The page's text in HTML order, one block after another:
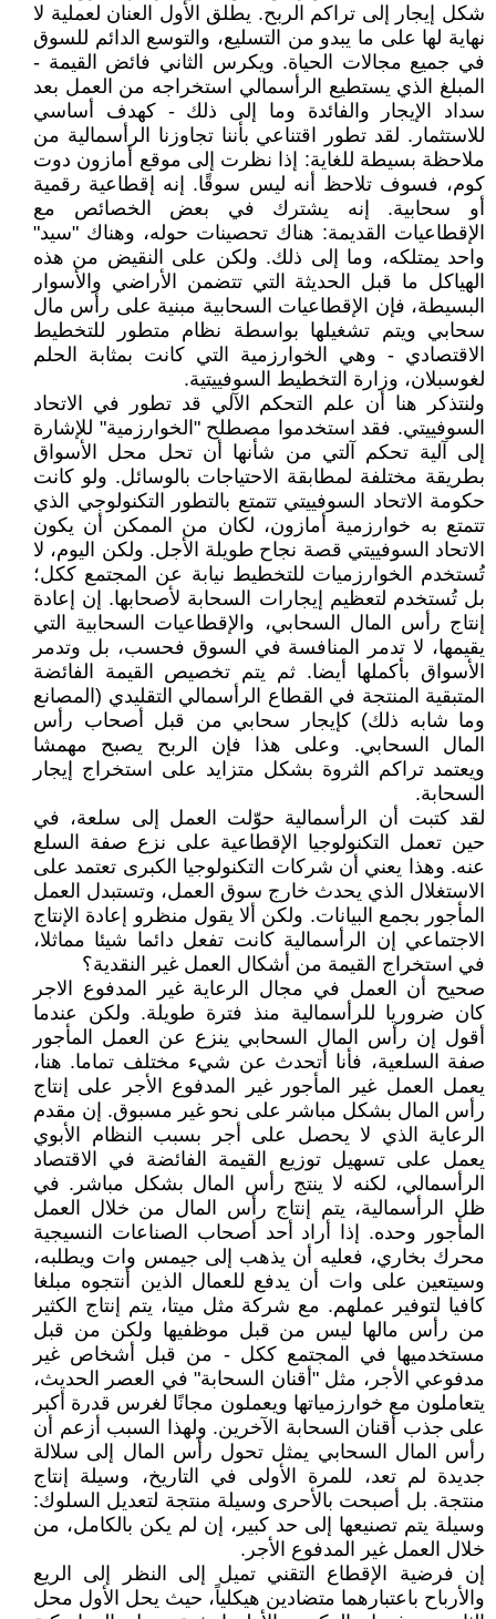
شكل إيجار إلى تراكم الربح. يطلق الأول العنان لعملية لا
نهاية لها على ما يبدو من التسليع، والتوسع الدائم للسوق
في جميع مجالات الحياة. ويكرس الثاني فائض القيمة -
المبلغ الذي يستطيع الرأسمالي استخراجه من العمل بعد
سداد الإيجار والفائدة وما إلى ذلك - كهدف أساسي
للاستثمار. لقد تطور اقتناعي بأننا تجاوزنا الرأسمالية من
ملاحظة بسيطة للغاية: إذا نظرت إلى موقع أمازون دوت
كوم، فسوف تلاحظ أنه ليس سوقًا. إنه إقطاعية رقمية
أو سحابية. إنه يشترك في بعض الخصائص مع
الإقطاعيات القديمة: هناك تحصينات حوله، وهناك "سيد"
واحد يمتلكه، وما إلى ذلك. ولكن على النقيض من هذه
الهياكل ما قبل الحديثة التي تتضمن الأراضي والأسوار
البسيطة، فإن الإقطاعيات السحابية مبنية على رأس مال
سحابي ويتم تشغيلها بواسطة نظام متطور للتخطيط
الاقتصادي - وهي الخوارزمية التي كانت بمثابة الحلم
لغوسبلان، وزارة التخطيط السوفييتية.
ولنتذكر هنا أن علم التحكم الآلي قد تطور في الاتحاد
السوفييتي. فقد استخدموا مصطلح "الخوارزمية" للإشارة
إلى آلية تحكم آلتي من شأنها أن تحل محل الأسواق
بطريقة مختلفة لمطابقة الاحتياجات بالوسائل. ولو كانت
حكومة الاتحاد السوفييتي تتمتع بالتطور التكنولوجي الذي
تتمتع به خوارزمية أمازون، لكان من الممكن أن يكون
الاتحاد السوفييتي قصة نجاح طويلة الأجل. ولكن اليوم، لا
تُستخدم الخوارزميات للتخطيط نيابة عن المجتمع ككل؛
بل تُستخدم لتعظيم إيجارات السحابة لأصحابها. إن إعادة
إنتاج رأس المال السحابي، والإقطاعيات السحابية التي
يقيمها، لا تدمر المنافسة في السوق فحسب، بل وتدمر
الأسواق بأكملها أيضا. ثم يتم تخصيص القيمة الفائضة
المتبقية المنتجة في القطاع الرأسمالي التقليدي (المصانع
وما شابه ذلك) كإيجار سحابي من قبل أصحاب رأس
المال السحابي. وعلى هذا فإن الربح يصبح مهمشا
ويعتمد تراكم الثروة بشكل متزايد على استخراج إيجار
السحابة.
لقد كتبت أن الرأسمالية حوّلت العمل إلى سلعة، في
حين تعمل التكنولوجيا الإقطاعية على نزع صفة السلع
عنه. وهذا يعني أن شركات التكنولوجيا الكبرى تعتمد على
الاستغلال الذي يحدث خارج سوق العمل، وتستبدل العمل
المأجور بجمع البيانات. ولكن ألا يقول منظرو إعادة الإنتاج
الاجتماعي إن الرأسمالية كانت تفعل دائما شيئا مماثلا،
في استخراج القيمة من أشكال العمل غير النقدية؟
صحيح أن العمل في مجال الرعاية غير المدفوع الاجر
كان ضروريا للرأسمالية منذ فترة طويلة. ولكن عندما
أقول إن رأس المال السحابي ينزع عن العمل المأجور
صفة السلعية، فأنا أتحدث عن شيء مختلف تماما. هنا،
يعمل العمل غير المأجور غير المدفوع الأجر على إنتاج
رأس المال بشكل مباشر على نحو غير مسبوق. إن مقدم
الرعاية الذي لا يحصل على أجر بسبب النظام الأبوي
يعمل على تسهيل توزيع القيمة الفائضة في الاقتصاد
الرأسمالي، لكنه لا ينتج رأس المال بشكل مباشر. في
ظل الرأسمالية، يتم إنتاج رأس المال من خلال العمل
المأجور وحده. إذا أراد أحد أصحاب الصناعات النسيجية
محرك بخاري، فعليه أن يذهب إلى جيمس وات ويطلبه،
وسيتعين على وات أن يدفع للعمال الذين أنتجوه مبلغا
كافيا لتوفير عملهم. مع شركة مثل ميتا، يتم إنتاج الكثير
من رأس مالها ليس من قبل موظفيها ولكن من قبل
مستخدميها في المجتمع ككل - من قبل أشخاص غير
مدفوعي الأجر، مثل "أقنان السحابة" في العصر الحديث،
يتعاملون مع خوارزمياتها ويعملون مجانًا لغرس قدرة أكبر
على جذب أقنان السحابة الآخرين. ولهذا السبب أزعم أن
رأس المال السحابي يمثل تحول رأس المال إلى سلالة
جديدة لم تعد، للمرة الأولى في التاريخ، وسيلة إنتاج
منتجة. بل أصبحت بالأحرى وسيلة منتجة لتعديل السلوك:
وسيلة يتم تصنيعها إلى حد كبير، إن لم يكن بالكامل، من
خلال العمل غير المدفوع الأجر.
إن فرضية الإقطاع التقني تميل إلى النظر إلى الريع
والأرباح باعتبارهما متضادين هيكلياً، حيث يحل الأول محل